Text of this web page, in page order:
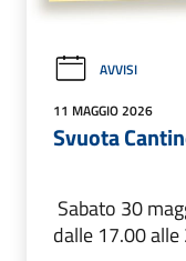
AVVISI
11 MAGGIO 2026
Svuota
Sabato 30
dalle 17.00